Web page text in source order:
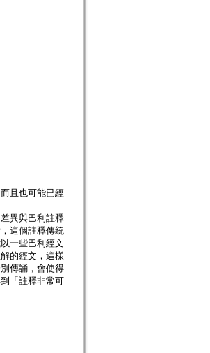
且也可能已經
異與巴利註釋
這個註釋傳統
一些巴利經文
的經文，這樣
傳誦，會使得
「註釋非常可